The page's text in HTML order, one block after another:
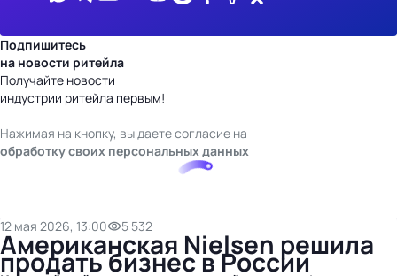
Подпишитесь
на новости ритейла
Получайте новости
индустрии ритейла первым!
Нажимая на кнопку, вы даете согласие на
обработку своих персональных данных
12 мая 2026, 13:00 5 532
Американская Nielsen решила
продать бизнес в России